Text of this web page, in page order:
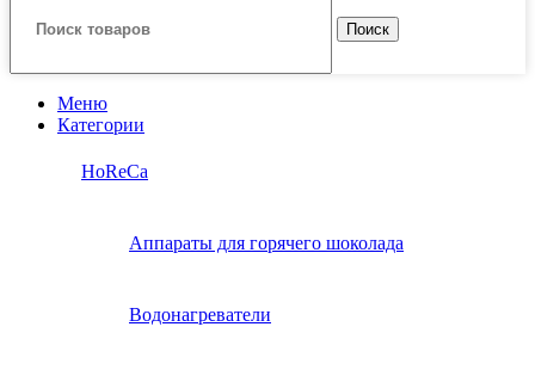
Поиск
Меню
Категории
HoReCa
Аппараты для горячего шоколада
Водонагреватели